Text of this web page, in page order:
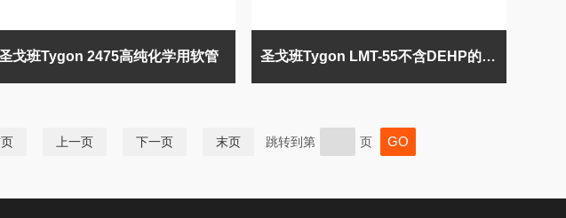
戈班Tygon 2475高纯化学用软管 圣戈班Tygon LMT-55不含DEHP的实验室泵管
上一页 下一页 末页 跳转到第 页